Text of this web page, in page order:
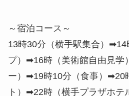
～宿泊コース～
13時30分（横手駅集合）➡14
プ）➡16時（美術館自由見学
ー）➡19時10分（食事）➡20
ト）➡22時（横手プラザホテ